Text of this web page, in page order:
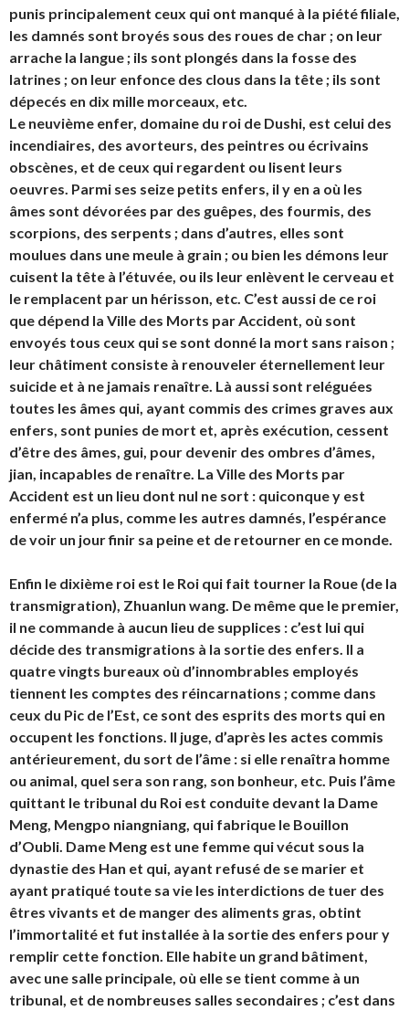
punis principalement ceux qui ont manqué à la piété filiale,
les damnés sont broyés sous des roues de char ; on leur
arrache la langue ; ils sont plongés dans la fosse des
latrines ; on leur enfonce des clous dans la tête ; ils sont
dépecés en dix mille morceaux, etc.
Le neuvième enfer, domaine du roi de Dushi, est celui des
incendiaires, des avorteurs, des peintres ou écrivains
obscènes, et de ceux qui regardent ou lisent leurs
oeuvres. Parmi ses seize petits enfers, il y en a où les
âmes sont dévorées par des guêpes, des fourmis, des
scorpions, des serpents ; dans d’autres, elles sont
moulues dans une meule à grain ; ou bien les démons leur
cuisent la tête à l’étuvée, ou ils leur enlèvent le cerveau et
le remplacent par un hérisson, etc. C’est aussi de ce roi
que dépend la Ville des Morts par Accident, où sont
envoyés tous ceux qui se sont donné la mort sans raison ;
leur châtiment consiste à renouveler éternellement leur
suicide et à ne jamais renaître. Là aussi sont reléguées
toutes les âmes qui, ayant commis des crimes graves aux
enfers, sont punies de mort et, après exécution, cessent
d’être des âmes, gui, pour devenir des ombres d’âmes,
jian, incapables de renaître. La Ville des Morts par
Accident est un lieu dont nul ne sort : quiconque y est
enfermé n’a plus, comme les autres damnés, l’espérance
de voir un jour finir sa peine et de retourner en ce monde.
Enfin le dixième roi est le Roi qui fait tourner la Roue (de la
transmigration), Zhuanlun wang . De même que le premier,
il ne commande à aucun lieu de supplices : c’est lui qui
décide des transmigrations à la sortie des enfers. Il a
quatre vingts bureaux où d’innombrables employés
tiennent les comptes des réincarnations ; comme dans
ceux du Pic de l’Est, ce sont des esprits des morts qui en
occupent les fonctions. Il juge, d’après les actes commis
antérieurement, du sort de l’âme : si elle renaîtra homme
ou animal, quel sera son rang, son bonheur, etc. Puis l’âme
quittant le tribunal du Roi est conduite devant la Dame
Meng, Mengpo niangniang, qui fabrique le Bouillon
d’Oubli. Dame Meng est une femme qui vécut sous la
dynastie des Han et qui, ayant refusé de se marier et
ayant pratiqué toute sa vie les interdictions de tuer des
êtres vivants et de manger des aliments gras, obtint
l’immortalité et fut installée à la sortie des enfers pour y
remplir cette fonction. Elle habite un grand bâtiment,
avec une salle principale, où elle se tient comme à un
tribunal, et de nombreuses salles secondaires ; c’est dans